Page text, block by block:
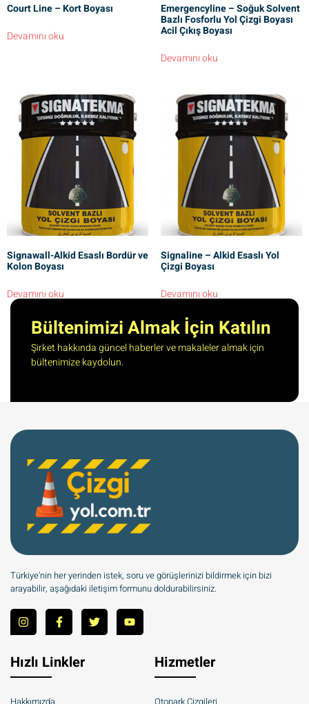
Court Line – Kort Boyası
Devamını oku
Emergencyline – Soğuk Solvent
Bazlı Fosforlu Yol Çizgi Boyası
Acil Çıkış Boyası
Devamını oku
Signawall-Alkid Esaslı Bordür ve
Kolon Boyası
Devamını oku
Signaline – Alkid Esaslı Yol
Çizgi Boyası
Devamını oku
Bültenimizi Almak İçin Katılın
Şirket hakkında güncel haberler ve makaleler almak için
bültenimize kaydolun.
Türkiye’nin her yerinden istek, soru ve görüşlerinizi bildirmek için bizi
arayabilir, aşağıdaki iletişim formunu doldurabilirsiniz.
Hızlı Linkler Hizmetler